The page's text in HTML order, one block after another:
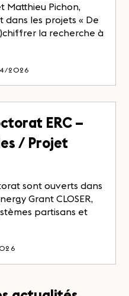
Matthieu Pichon,
les projets « De
la recherche à
2026
ERC –
/ Projet
sont ouverts dans
Grant CLOSER,
partisans et